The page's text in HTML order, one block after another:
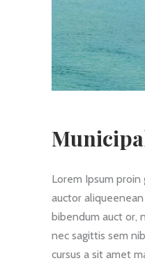
Lorem Ipsum
auctor
bibendum auct or,
nec sagittis sem
cursus a sit amet